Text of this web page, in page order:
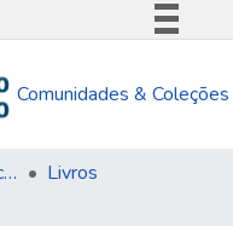
Comunica BR
Acesso à informação
Comunidades & Coleções
Navegar por Tipo de Publicação
Livros